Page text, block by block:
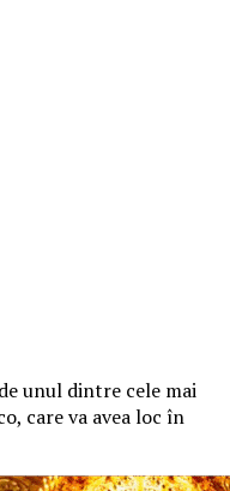
unul dintre cele mai
care va avea loc în